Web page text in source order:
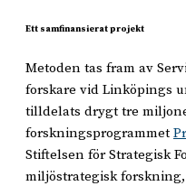
Ett samfinansierat projekt
Metoden tas fram av
forskare vid Linköpings
tilldelats drygt tre
forskningsprogrammet
Stiftelsen för Strategisk
miljöstrategisk